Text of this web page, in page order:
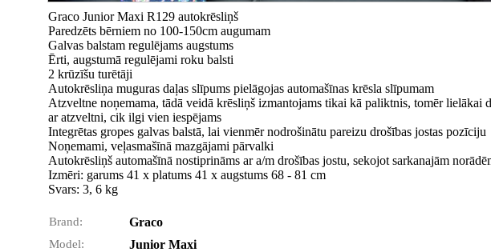
Graco Junior Maxi R129 autokrēsliņš
Paredzēts bērniem no 100-150cm augumam
Galvas balstam regulējams augstums
Ērti, augstumā regulējami roku balsti
2 krūzīšu turētāji
Autokrēsliņa muguras daļas slīpums pielāgojas automašīnas krēsla slīpumam
Atzveltne noņemama, tādā veidā krēsliņš izmantojams tikai kā paliktnis, tomēr
ar atzveltni, cik ilgi vien iespējams
Integrētas gropes galvas balstā, lai vienmēr nodrošinātu pareizu drošības jostas pozīciju
Noņemami, veļasmašīnā mazgājami pārvalki
Autokrēsliņš automašīnā nostiprināms ar a/m drošības jostu, sekojot sarkanajām
Izmēri: garums 41 x platums 41 x augstums 68 - 81 cm
Svars: 3, 6 kg
Brand: Graco
Model: Junior Maxi